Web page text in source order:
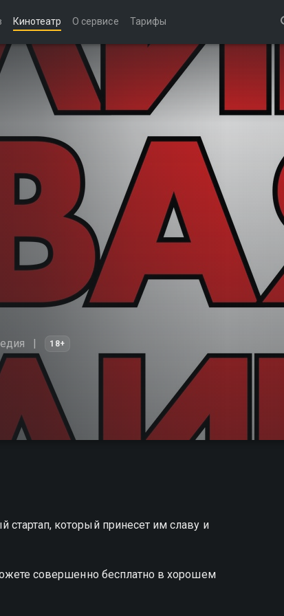
Кинотеатр О сервисе Тарифы
18+
который принесет им славу и
совершенно бесплатно в хорошем